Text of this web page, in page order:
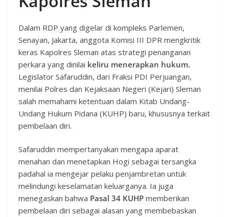
Dalam RDP yang digelar di kompleks Parlemen,
Senayan, Jakarta, anggota Komisi III DPR mengkritik
keras Kapolres Sleman atas strategi penanganan
perkara yang dinilai keliru menerapkan hukum.
Legislator Safaruddin, dari Fraksi PDI Perjuangan,
menilai Polres dan Kejaksaan Negeri (Kejari) Sleman
salah memahami ketentuan dalam Kitab Undang-
Undang Hukum Pidana (KUHP) baru, khususnya terkait
pembelaan diri.
Safaruddin mempertanyakan mengapa aparat
menahan dan menetapkan Hogi sebagai tersangka
padahal ia mengejar pelaku penjambretan untuk
melindungi keselamatan keluarganya. Ia juga
menegaskan bahwa Pasal 34 KUHP memberikan
pembelaan diri sebagai alasan yang membebaskan